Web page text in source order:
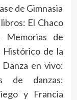
de Gimnasia
El Chaco
de
Histórico de la
en vivo:
de danzas:
y Francia